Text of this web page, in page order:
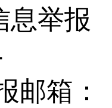
息举报
邮箱：